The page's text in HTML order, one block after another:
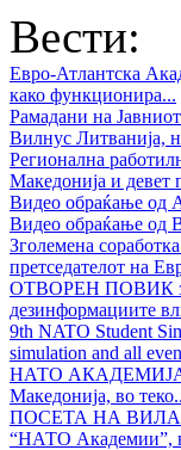
Вести:
Евро-Атлантска
како функционира...
Рамадани на
Вилнус Литванија,
Регионална
Македонија и девет
Видео обраќањe од
Видео обраќање од
Зголемена
претседателот на
ОТВОРЕН ПОВИК
дезинформациите
9th NATO Student
simulation and all
НАТО АКАДЕМИЈА
Македонија, во
ПОСЕТА НА
“НАТО Академии”,